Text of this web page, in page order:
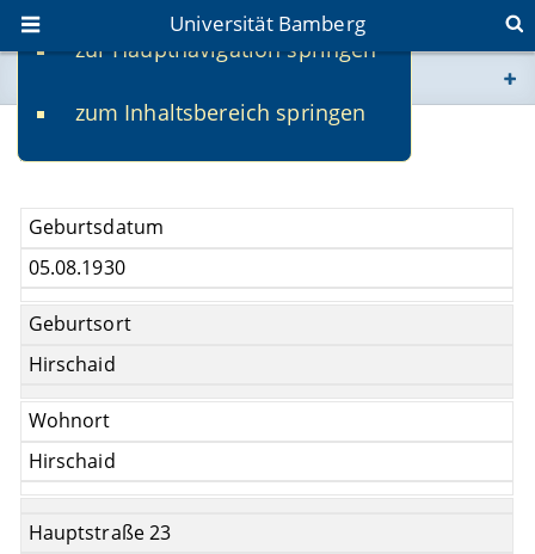
zur Hauptnavigation springen
zum Inhaltsbereich springen
Universität Bamberg
www.uni-bamberg.de
fis.uni-bamberg.de
Karl Heumann
Geburtsdatum
05.08.1930
Geburtsort
Hirschaid
Wohnort
Hirschaid
Hauptstraße 23